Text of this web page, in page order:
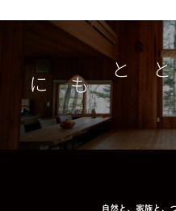
つくり手とともに